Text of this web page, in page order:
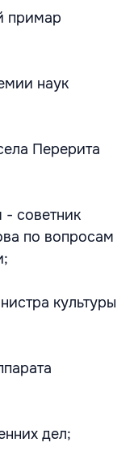
примар
наук
Перерита
советник
по вопросам
культуры
дел;